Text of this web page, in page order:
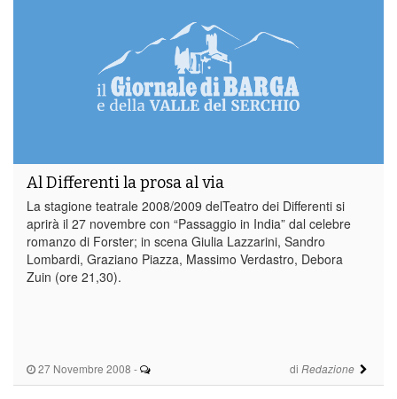
27 Novembre 2008 - di Redazione
Al Differenti la prosa al via
La stagione teatrale 2008/2009 delTeatro dei Differenti si
aprirà il 27 novembre con “Passaggio in India” dal celebre
romanzo di Forster; in scena Giulia Lazzarini, Sandro
Lombardi, Graziano Piazza, Massimo Verdastro, Debora
Zuin (ore 21,30).